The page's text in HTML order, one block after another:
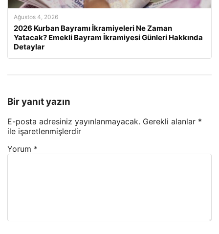
Ağustos 4, 2026
2026 Kurban Bayramı İkramiyeleri Ne Zaman
Yatacak? Emekli Bayram İkramiyesi Günleri Hakkında
Detaylar
Bir yanıt yazın
E-posta adresiniz yayınlanmayacak. Gerekli alanlar *
ile işaretlenmişlerdir
Yorum *